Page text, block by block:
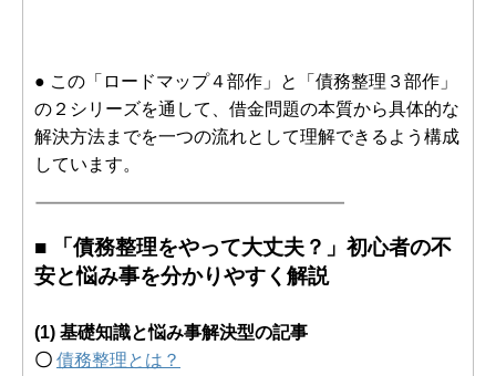
● この「ロードマップ４部作」と「債務整理３部作」
の２シリーズを通して、借金問題の本質から具体的な
解決方法までを一つの流れとして理解できるよう構成
しています。
■ 「債務整理をやって大丈夫？」初心者の不
安と悩み事を分かりやすく解説
(1) 基礎知識と悩み事解決型の記事
〇 債務整理とは？